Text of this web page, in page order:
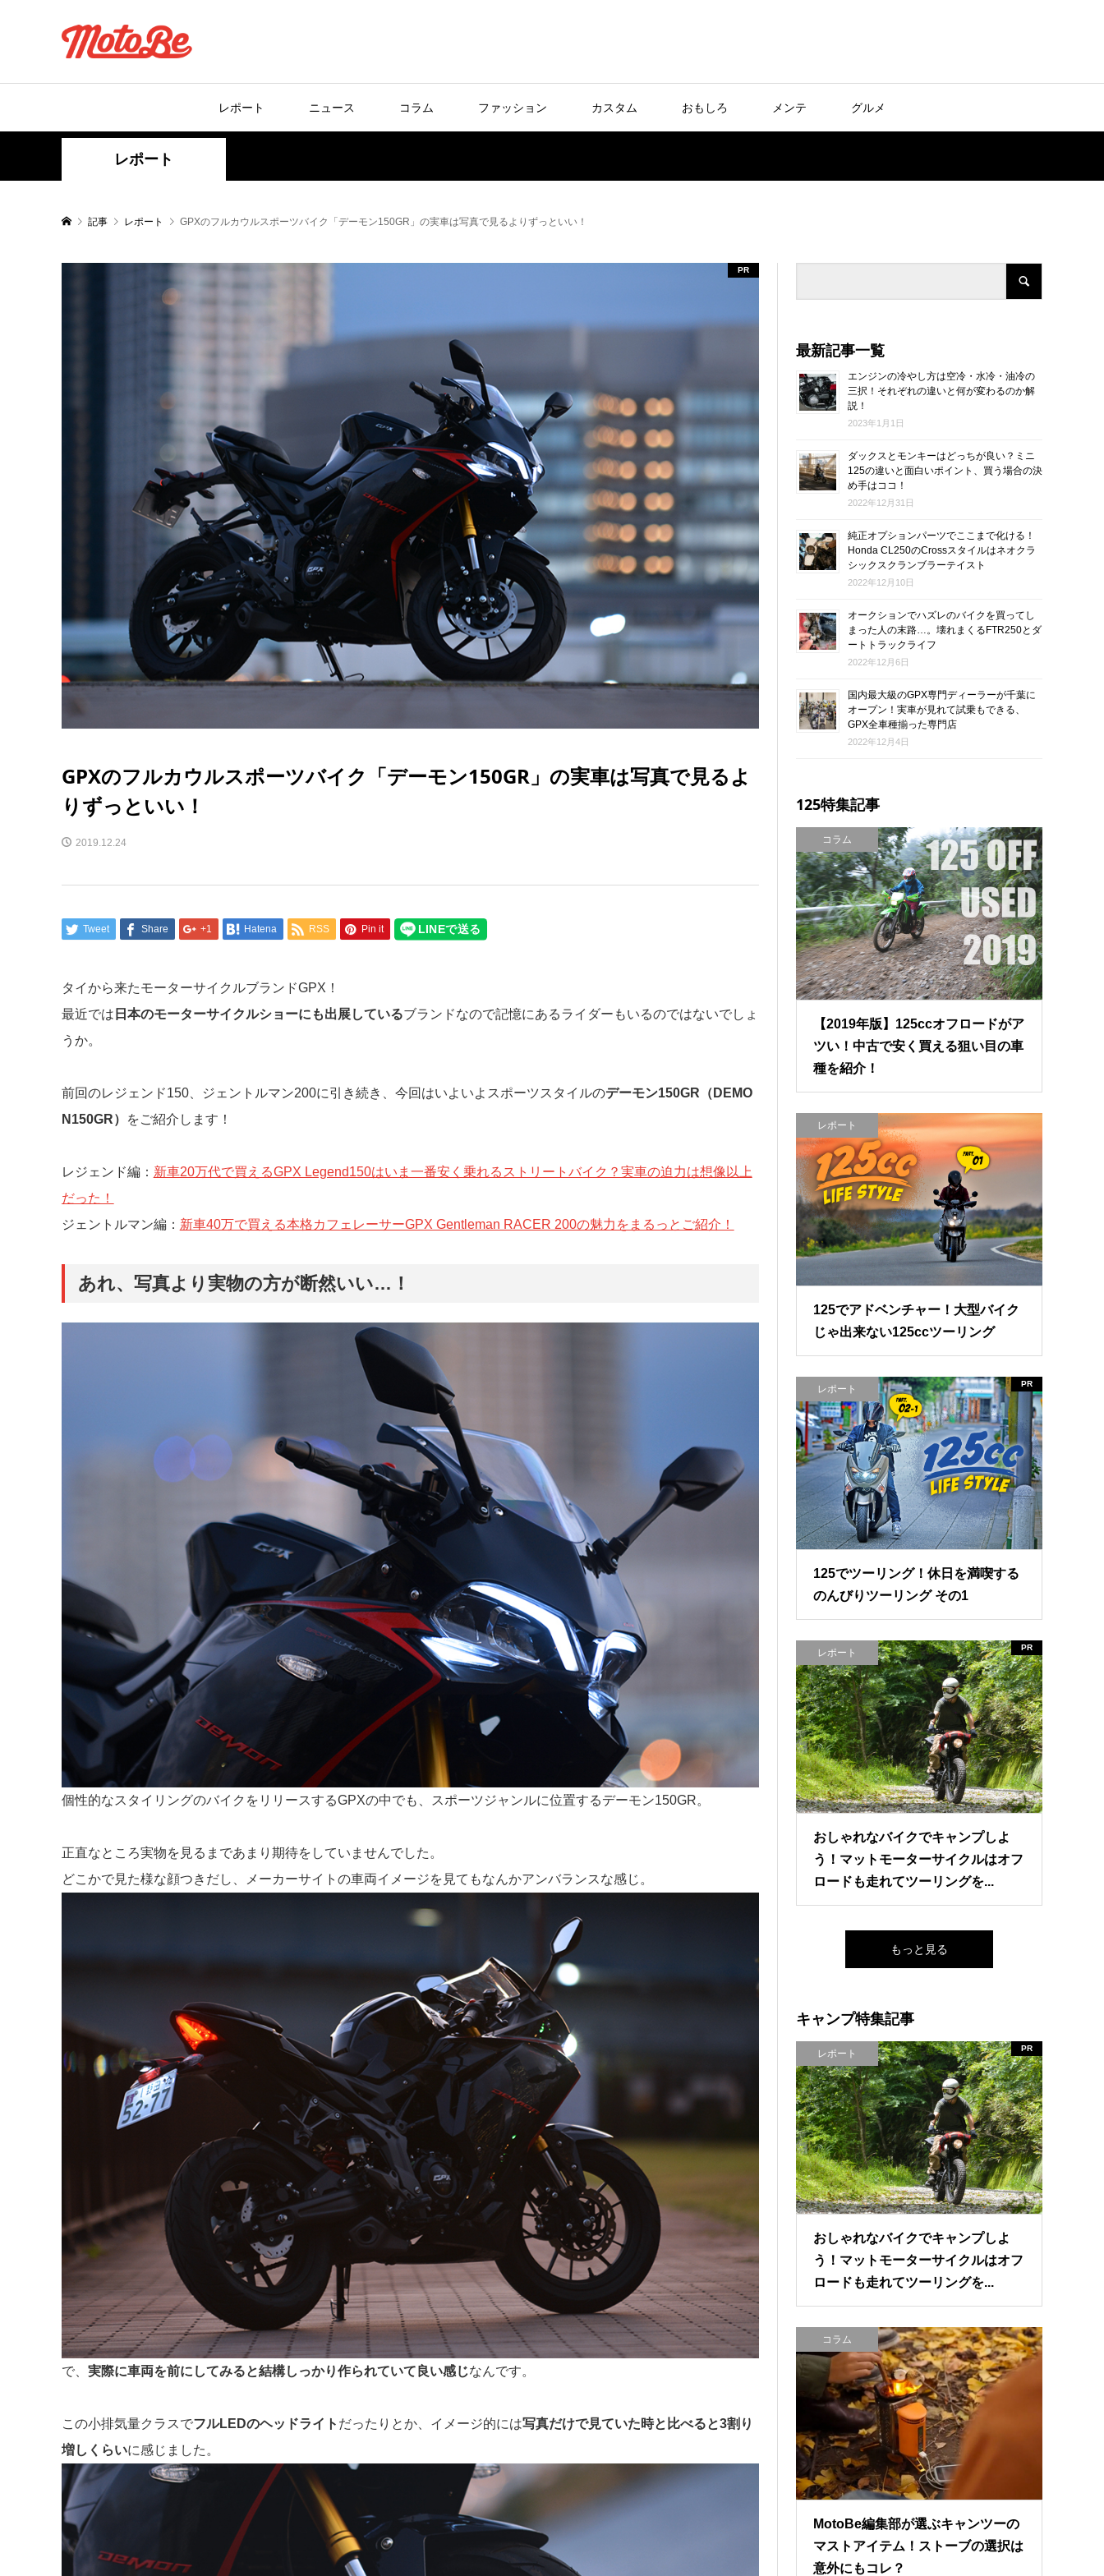
レポート ニュース コラム ファッション カスタム おもしろ メンテ グルメ
レポート
記事 レポート GPXのフルカウルスポーツバイク「デーモン150GR」の実車は写真で見るよりずっといい！
PR
GPXのフルカウルスポーツバイク「デーモン150GR」の実車は写真で見るよ
りずっといい！
2019.12.24
Tweet Share +1 Hatena RSS Pin it
タイから来たモーターサイクルブランドGPX！
最近では 日本のモーターサイクルショーにも出展しているブランドなので記憶にあるライダーもいるのではないでしょ
うか。
前回のレジェンド150、ジェントルマン200に引き続き、今回はいよいよスポーツスタイルのデーモン150GR（DEMO
N150GR）
をご紹介します！
レジェンド編： 新車20万代で買えるGPX Legend150はいま一番安く乗れるストリートバイク？実車の迫力は想像以上
だった！
ジェントルマン編： 新車40万で買える本格カフェレーサーGPX Gentleman RACER 200の魅力をまるっとご紹介！
あれ、写真より実物の方が断然いい…！
個性的なスタイリングのバイクをリリースするGPXの中でも、スポーツジャンルに位置するデーモン150GR。
正直なところ実物を見るまであまり期待をしていませんでした。
どこかで見た様な顔つきだし、メーカーサイトの車両イメージを見てもなんかアンバランスな感じ。
で、 実際に車両を前にしてみると結構しっかり作られていて良い感じなんです。
この小排気量クラスでフルLEDのヘッドライト だったりとか、イメージ的には写真だけで見ていた時と比べると3割り
増しくらいに感じました。
最新記事一覧
エンジンの冷やし方は空冷・水冷・油冷の
三択！それぞれの違いと何が変わるのか解
説！
2023年1月1日
ダックスとモンキーはどっちが良い？ミニ
125の違いと面白いポイント、買う場合の決
め手はココ！
2022年12月31日
純正オプションパーツでここまで化ける！
Honda CL250のCrossスタイルはネオクラ
シックスクランブラーテイスト
2022年12月10日
オークションでハズレのバイクを買ってし
まった人の末路…。壊れまくるFTR250とダ
ートトラックライフ
2022年12月6日
国内最大級のGPX専門ディーラーが千葉に
オープン！実車が見れて試乗もできる、
GPX全車種揃った専門店
2022年12月4日
125特集記事
コラム
【2019年版】125ccオフロードがア
ツい！中古で安く買える狙い目の車
種を紹介！
レポート
125でアドベンチャー！大型バイク
じゃ出来ない125ccツーリング
レポート PR
125でツーリング！休日を満喫する
のんびりツーリング その1
レポート PR
おしゃれなバイクでキャンプしよ
う！マットモーターサイクルはオフ
ロードも走れてツーリングを...
もっと見る
キャンプ特集記事
レポート PR
おしゃれなバイクでキャンプしよ
う！マットモーターサイクルはオフ
ロードも走れてツーリングを...
コラム
MotoBe編集部が選ぶキャンツーの
マストアイテム！ストーブの選択は
意外にもコレ？